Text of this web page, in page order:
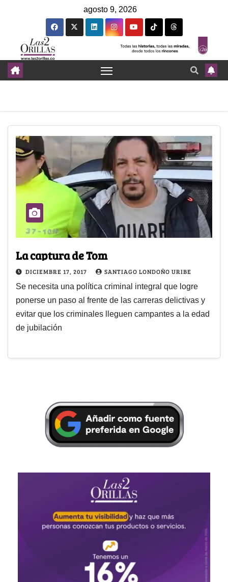
agosto 9, 2026
La captura de Tom
DICIEMBRE 17, 2017 SANTIAGO LONDOÑO URIBE
Se necesita una política criminal integral que logre
ponerse un paso al frente de las carreras delictivas y
evitar que los criminales lleguen campantes a la edad
de jubilación